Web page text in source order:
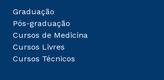
Graduação
Pós-graduação
Cursos de Medicina
Cursos Livres
Cursos Técnicos